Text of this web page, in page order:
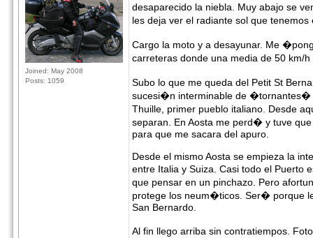
Joined: May 2008
Posts: 1059
desaparecido la niebla. Muy abajo se
les deja ver el radiante sol que
Cargo la moto y a desayunar. Me
carreteras donde una media de 50 km/
Subo lo que me queda del Petit St
sucesi�n interminable de �tornantes�
Thuille, primer pueblo italiano. Desde
separan. En Aosta me perd� y tuve
para que me sacara del apuro.
Desde el mismo Aosta se empieza la
entre Italia y Suiza. Casi todo el
que pensar en un pinchazo. Pero
protege los neum�ticos. Ser� porque
San Bernardo.
Al fin llego arriba sin contratiempos.